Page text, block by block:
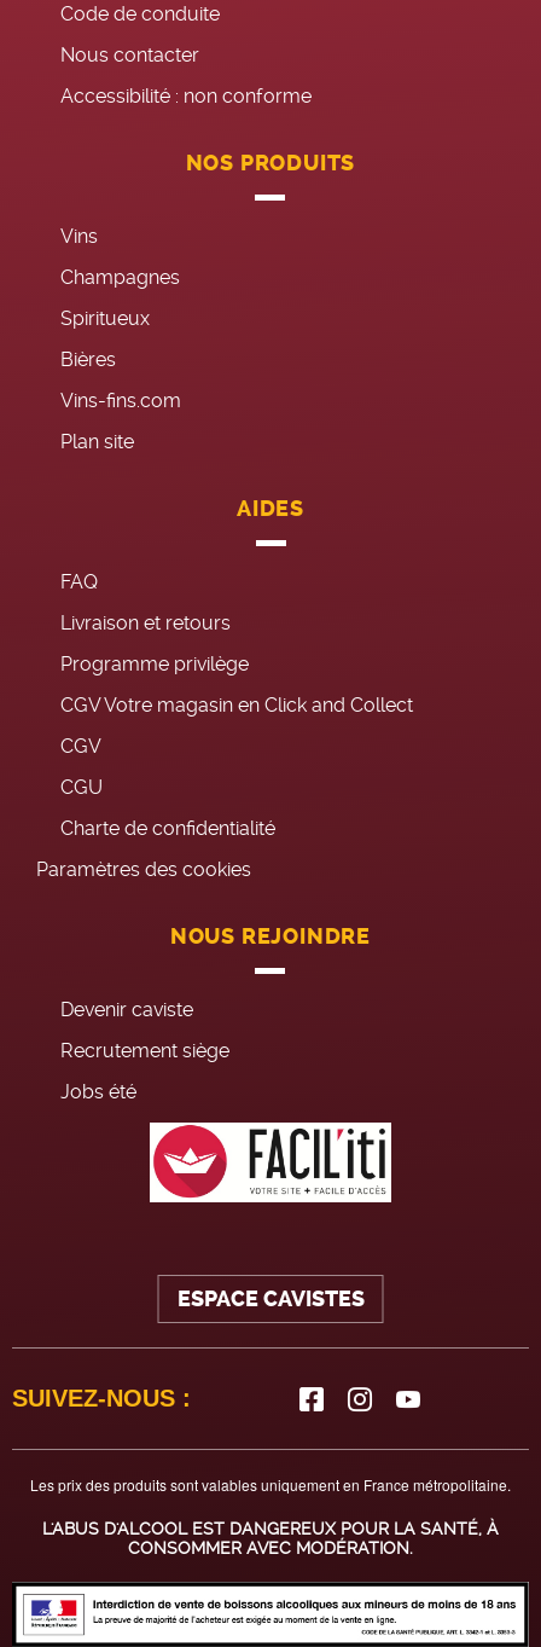
Code de conduite
Nous contacter
Accessibilité : non conforme
NOS PRODUITS
Vins
Champagnes
Spiritueux
Bières
Vins-fins.com
Plan site
AIDES
FAQ
Livraison et retours
Programme privilège
CGV Votre magasin en Click and Collect
CGV
CGU
Charte de confidentialité
Paramètres des cookies
NOUS REJOINDRE
Devenir caviste
Recrutement siège
Jobs été
ESPACE CAVISTES
SUIVEZ-NOUS :
Les prix des produits sont valables uniquement en France métropolitaine.
L'ABUS D'ALCOOL EST DANGEREUX POUR LA SANTÉ, À
CONSOMMER AVEC MODÉRATION.